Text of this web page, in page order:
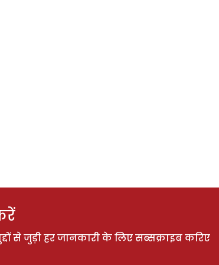
से जुड़ी हर जानकारी के लिए सब्सक्राइब करिए